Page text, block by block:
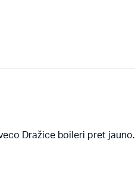
Dražice boileri pret jauno.